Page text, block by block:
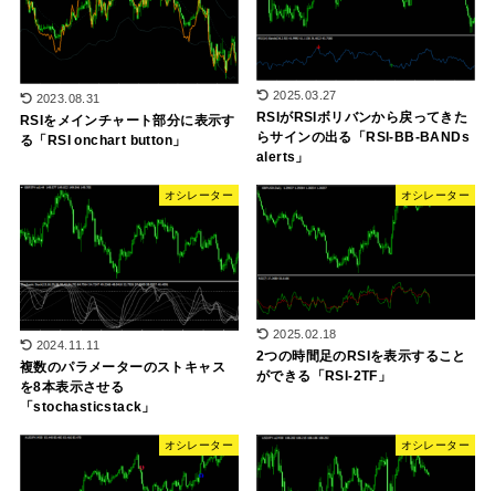
2023.08.31
RSIをメインチャート部分に表示す
る「RSI onchart button」
2025.03.27
RSIがRSIボリバンから戻ってきた
らサインの出る「RSI-BB-BANDs
alerts」
オシレーター
2024.11.11
複数のパラメーターのストキャス
を8本表示させる
「stochasticstack」
オシレーター
2025.02.18
2つの時間足のRSIを表示すること
ができる「RSI-2TF」
オシレーター オシレーター